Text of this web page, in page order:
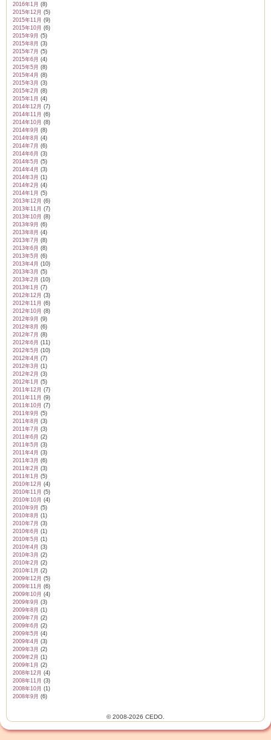
2016年1月 (8)
2015年12月 (5)
2015年11月 (9)
2015年10月 (6)
2015年9月 (5)
2015年8月 (3)
2015年7月 (5)
2015年6月 (4)
2015年5月 (8)
2015年4月 (8)
2015年3月 (3)
2015年2月 (8)
2015年1月 (4)
2014年12月 (7)
2014年11月 (6)
2014年10月 (8)
2014年9月 (8)
2014年8月 (4)
2014年7月 (6)
2014年6月 (3)
2014年5月 (5)
2014年4月 (3)
2014年3月 (1)
2014年2月 (4)
2014年1月 (5)
2013年12月 (6)
2013年11月 (7)
2013年10月 (8)
2013年9月 (6)
2013年8月 (4)
2013年7月 (8)
2013年6月 (8)
2013年5月 (6)
2013年4月 (10)
2013年3月 (5)
2013年2月 (10)
2013年1月 (7)
2012年12月 (3)
2012年11月 (6)
2012年10月 (8)
2012年9月 (9)
2012年8月 (6)
2012年7月 (8)
2012年6月 (11)
2012年5月 (10)
2012年4月 (7)
2012年3月 (1)
2012年2月 (3)
2012年1月 (5)
2011年12月 (7)
2011年11月 (9)
2011年10月 (7)
2011年9月 (5)
2011年8月 (3)
2011年7月 (3)
2011年6月 (2)
2011年5月 (3)
2011年4月 (3)
2011年3月 (6)
2011年2月 (3)
2011年1月 (5)
2010年12月 (4)
2010年11月 (5)
2010年10月 (4)
2010年9月 (5)
2010年8月 (1)
2010年7月 (3)
2010年6月 (1)
2010年5月 (1)
2010年4月 (3)
2010年3月 (2)
2010年2月 (2)
2010年1月 (2)
2009年12月 (5)
2009年11月 (6)
2009年10月 (4)
2009年9月 (3)
2009年8月 (1)
2009年7月 (2)
2009年6月 (2)
2009年5月 (4)
2009年4月 (3)
2009年3月 (2)
2009年2月 (1)
2009年1月 (2)
2008年12月 (4)
2008年11月 (3)
2008年10月 (1)
2008年9月 (6)
© 2008-2026 CEDO.